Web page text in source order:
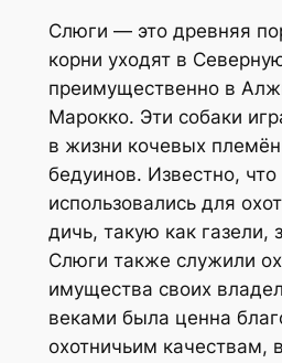
Слюги — это древняя
корни уходят в
преимущественно в
Марокко. Эти собаки
в жизни кочевых
бедуинов. Известно, что
использовались для
дичь, такую как газели,
Слюги также служили
имущества своих
веками была ценна
охотничьим качествам,